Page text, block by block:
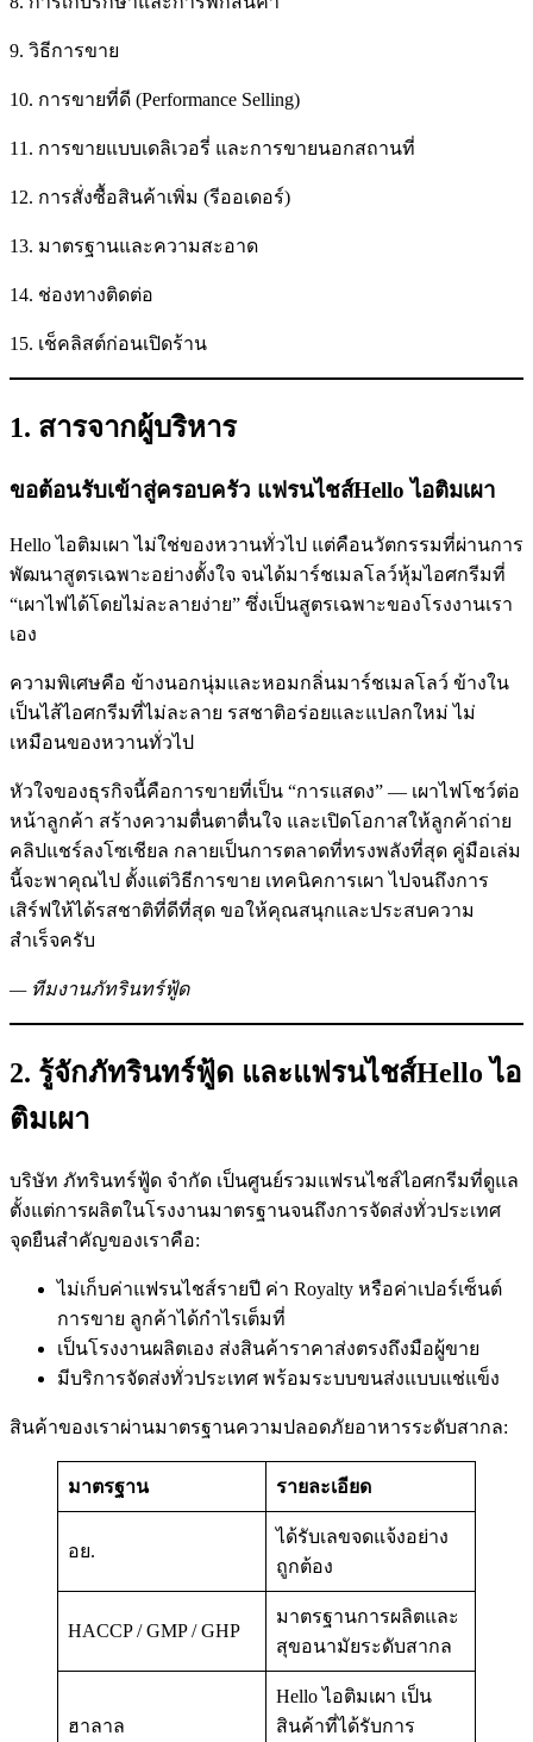
9. วิธีการขาย
10. การขายที่ดี (Performance Selling)
11. การขายแบบเดลิเวอรี่ และการขายนอกสถานที่
12. การสั่งซื้อสินค้าเพิ่ม (รีออเดอร์)
13. มาตรฐานและความสะอาด
14. ช่องทางติดต่อ
15. เช็คลิสต์ก่อนเปิดร้าน
1. สารจากผู้บริหาร
ขอต้อนรับเข้าสู่ครอบครัว แฟรนไชส์Hello ไอติมเผา
Hello ไอติมเผา ไม่ใช่ของหวานทั่วไป แต่คือนวัตกรรมที่ผ่านการ
พัฒนาสูตรเฉพาะอย่างตั้งใจ จนได้มาร์ชเมลโลว์หุ้มไอศกรีมที่
“เผาไฟได้โดยไม่ละลายง่าย” ซึ่งเป็นสูตรเฉพาะของโรงงานเรา
เอง
ความพิเศษคือ ข้างนอกนุ่มและหอมกลิ่นมาร์ชเมลโลว์ ข้างใน
เป็นไส้ไอศกรีมที่ไม่ละลาย รสชาติอร่อยและแปลกใหม่ ไม่
เหมือนของหวานทั่วไป
หัวใจของธุรกิจนี้คือการขายที่เป็น “การแสดง” — เผาไฟโชว์ต่อ
หน้าลูกค้า สร้างความตื่นตาตื่นใจ และเปิดโอกาสให้ลูกค้าถ่าย
คลิปแชร์ลงโซเชียล กลายเป็นการตลาดที่ทรงพลังที่สุด คู่มือเล่ม
นี้จะพาคุณไป ตั้งแต่วิธีการขาย เทคนิคการเผา ไปจนถึงการ
เสิร์ฟให้ได้รสชาติที่ดีที่สุด ขอให้คุณสนุกและประสบความ
สำเร็จครับ
— ทีมงานภัทรินทร์ฟู้ด
2. รู้จักภัทรินทร์ฟู้ด และแฟรนไชส์Hello ไอ
ติมเผา
บริษัท ภัทรินทร์ฟู้ด จำกัด เป็นศูนย์รวมแฟรนไชส์ไอศกรีมที่ดูแล
ตั้งแต่การผลิตในโรงงานมาตรฐานจนถึงการจัดส่งทั่วประเทศ
จุดยืนสำคัญของเราคือ:
ไม่เก็บค่าแฟรนไชส์รายปี ค่า Royalty หรือค่าเปอร์เซ็นต์
การขาย ลูกค้าได้กำไรเต็มที่
เป็นโรงงานผลิตเอง ส่งสินค้าราคาส่งตรงถึงมือผู้ขาย
มีบริการจัดส่งทั่วประเทศ พร้อมระบบขนส่งแบบแช่แข็ง
สินค้าของเราผ่านมาตรฐานความปลอดภัยอาหารระดับสากล:
มาตรฐาน รายละเอียด
อย.
ได้รับเลขจดแจ้งอย่าง
ถูกต้อง
HACCP / GMP / GHP
มาตรฐานการผลิตและ
สุขอนามัยระดับสากล
ฮาลาล
Hello ไอติมเผา เป็น
สินค้าที่ได้รับการ